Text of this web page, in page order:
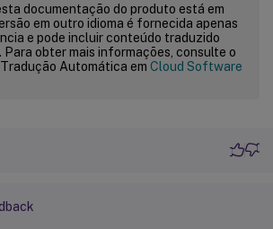
documentação do produto está em
em outro idioma é fornecida apenas
e pode incluir conteúdo traduzido
obter mais informações, consulte o
Automática em Cloud Software